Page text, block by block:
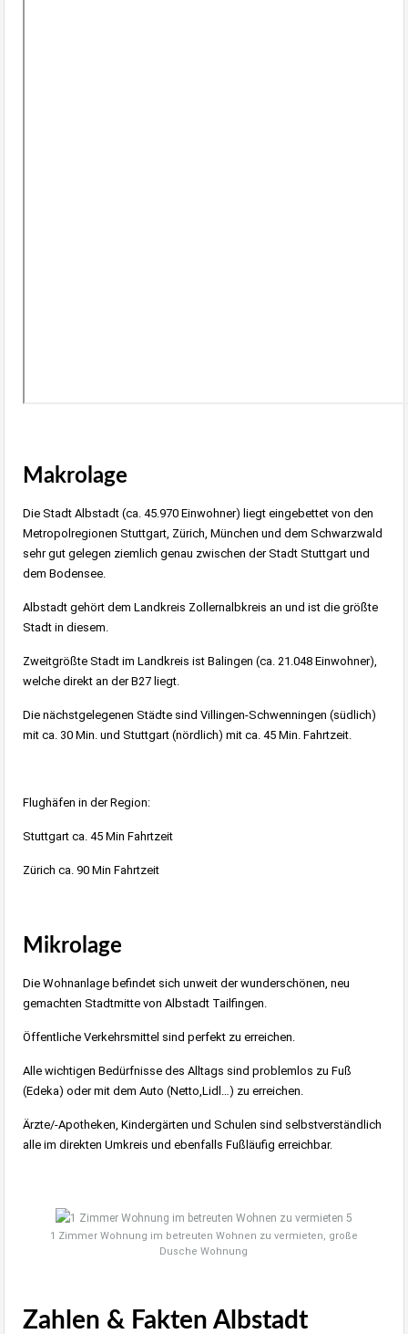
Makrolage
Die Stadt Albstadt (ca. 45.970 Einwohner) liegt eingebettet von den
Metropolregionen Stuttgart, Zürich, München und dem Schwarzwald
sehr gut gelegen ziemlich genau zwischen der Stadt Stuttgart und
dem Bodensee.
Albstadt gehört dem Landkreis Zollernalbkreis an und ist die größte
Stadt in diesem.
Zweitgrößte Stadt im Landkreis ist Balingen (ca. 21.048 Einwohner),
welche direkt an der B27 liegt.
Die nächstgelegenen Städte sind Villingen-Schwenningen (südlich)
mit ca. 30 Min. und Stuttgart (nördlich) mit ca. 45 Min. Fahrtzeit.
Flughäfen in der Region:
Stuttgart ca. 45 Min Fahrtzeit
Zürich ca. 90 Min Fahrtzeit
Mikrolage
Die Wohnanlage befindet sich unweit der wunderschönen, neu
gemachten Stadtmitte von Albstadt Tailfingen.
Öffentliche Verkehrsmittel sind perfekt zu erreichen.
Alle wichtigen Bedürfnisse des Alltags sind problemlos zu Fuß
(Edeka) oder mit dem Auto (Netto,Lidl…) zu erreichen.
Ärzte/-Apotheken, Kindergärten und Schulen sind selbstverständlich
alle im direkten Umkreis und ebenfalls Fußläufig erreichbar.
1 Zimmer Wohnung im betreuten Wohnen zu vermieten, große
Dusche Wohnung
Zahlen & Fakten Albstadt